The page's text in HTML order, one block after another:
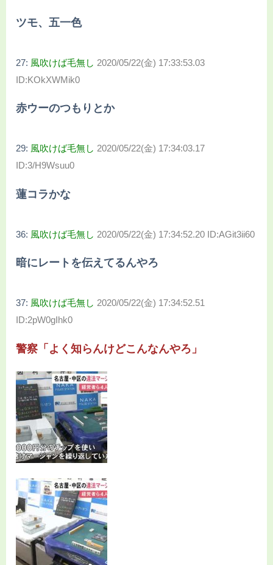
ツモ、五一色
27: 風吹けば毛無し 2020/05/22(金) 17:33:53.03
ID:KOkXWMik0
赤ウーのつもりとか
29: 風吹けば毛無し 2020/05/22(金) 17:34:03.17
ID:3/H9Wsuu0
蓮コラかな
36: 風吹けば毛無し 2020/05/22(金) 17:34:52.20 ID:AGit3ii60
暗にレートを伝えてるんやろ
37: 風吹けば毛無し 2020/05/22(金) 17:34:52.51
ID:2pW0gIhk0
警察「よく知らんけどこんなんやろ」